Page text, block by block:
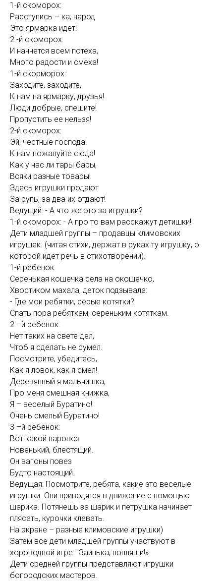
1-й скоморох:
Расступись – ка, народ
Это ярмарка идет!
2 -й скоморох:
И начнется всем потеха,
Много радости и смеха!
1-й скорморох:
Заходите, заходите,
К нам на ярмарку, друзья!
Люди добрые, спешите!
Пропустить ее нельзя!
2-й скоморох:
Эй, честные господа!
К нам пожалуйте сюда!
Как у нас ли тары бары,
Всяки разные товары!
Здесь игрушки продают
За рупь, за два их отдают!
Ведущий: - А что же это за игрушки?
1-й скоморох: - А про то вам расскажут детишки!
Дети младшей группы – продавцы климовских
игрушек. (читая стихи, держат в руках ту игрушку, о
которой идет речь в стихотворении).
1-й ребенок:
Серенькая кошечка села на окошечко,
Хвостиком махала, деток подзывала:
- Где мои ребятки, серые котятки?
Спать пора ребяткам, сереньким котяткам.
2 –й ребенок:
Нет таких на свете дел,
Чтоб я сделать не сумел.
Посмотрите, убедитесь,
Как я ловок, как я смел!
Деревянный я мальчишка,
Про меня смешная книжка,
Я – веселый Буратино!
Очень смелый Буратино!
3 –й ребенок:
Вот какой паровоз
Новенький, блестящий.
Он вагоны повез
Будто настоящий.
Ведущая: Посмотрите, ребята, какие это веселые
игрушки. Они приводятся в движение с помощью
шарика. Потянешь за шарик и петрушка начинает
плясать, курочки клевать.
На экране – разные климовские игрушки)
Затем все дети младшей группы участвуют в
хороводной игре: "Заинька, попляши!»
Дети средней группы представляют игрушки
богородских мастеров.